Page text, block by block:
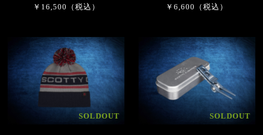
￥16,500（税込） ￥6,600（税込）
SOLDOUT SOLDOUT